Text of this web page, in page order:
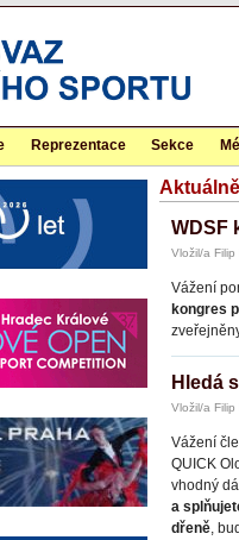
Reprezentace Sekce
Aktuálně
WDSF
Vložil/a
Vážení
kongres
Hledá
Vložil/a
Vážení
QUICK
vhodný
a
dřeně,